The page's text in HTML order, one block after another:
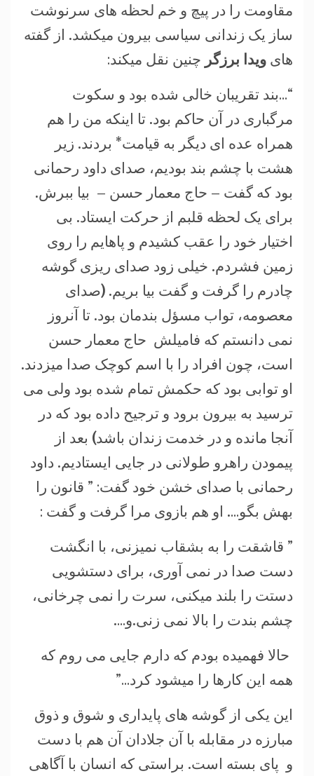
مقاومت را در پیچ و خم لحظه های سرنوشت
ساز یک زندانی سیاسی بیرون میکشد. از گفته
های ویدا برزگر چنین نقل میکند:
“…بند تقریبان خالی شده بود و سکوت
مرگباری در آن حاکم بود. تا اینکه من را هم
همراه عده ای دیگر به قیامت* بردند. زیر
هشت با چشم بند بودیم، صدای داود رحمانی
بود که گفت – حاج معمار حسن – بیا ببرش.
برای یک لحظه قلبم از حرکت ایستاد. بی
اختیار خود را عقب کشیدم و پاهایم را روی
زمین فشردم. خیلی زود صدای ریزی گوشه
چادرم را گرفت و گفت بیا بریم. (صدای
معصومه، تواب مسؤل بندمان بود. تا آنروز
نمی دانستم که فامیلش حاج معمار حسن
است، چون افراد را با اسم کوچک صدا میزدند.
او توابی بود که حکمش تمام شده بود ولی می
ترسید به بیرون برود و ترجیح داده بود که در
آنجا مانده و در خدمت زندان باشد) بعد از
پیمودن راهرو طولانی در جایی ايستاديم. داود
رحمانی با صدای خشن خود گفت: ” قانون را
بهش بگو…. او هم بازوی مرا گرفت و گفت :
” قاشقت را به بشقاب نمیزنی، با انگشت
دست صدا در نمی آوری، برای دستشویی
دستت را بلند میکنی، سرت را نمی چرخانی،
چشم بندت را بالا نمی زنی.و….
حالا فهمیده بودم که دارم جایی می روم که
همه این کارها را میشود کرد…”
اين یکی از گوشه های پایداری و شوق و ذوق
مبارزه در مقابله با آن جلادان آن هم با دست
و پای بسته است. براستی که انسان با آگاهی